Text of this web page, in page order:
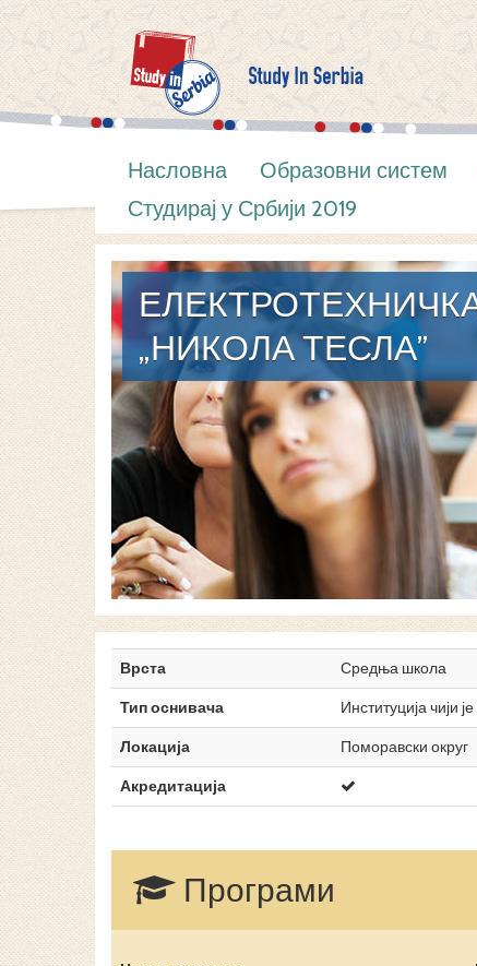
Насловна Образовни систем
Студирај у Србији 2019
„НИКОЛА ТЕСЛА”
Врста
Средња школа
Тип оснивача
Институција чији
Локација
Поморавски округ
Акредитација
Програми